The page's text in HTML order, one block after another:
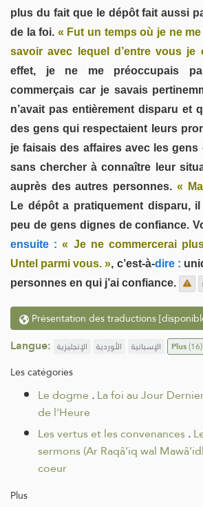
plus du fait que le dépôt fait aussi
de la foi. « Fut un temps où je ne
savoir avec lequel d’entre vous je
effet, je ne me préoccupais
commerçais car je savais
n’avait pas entièrement disparu et
des gens qui respectaient leurs
je faisais des affaires avec les
sans chercher à connaître leur
auprès des autres personnes. «
Le dépôt a pratiquement disparu,
peu de gens dignes de confiance.
ensuite : « Je ne commercerai
Untel parmi vous. », c’est-à-dire :
personnes en qui j’ai confiance.
Présentation des traductions
Langue: الإنجليزية الأوردية الإسبانية Plus(16)
Les catégories
Le dogme .La foi au Jour
de l'Heure
Les vertus et les convenances.
sermons (Ar Raqâ'iq wal
coeur
Plus